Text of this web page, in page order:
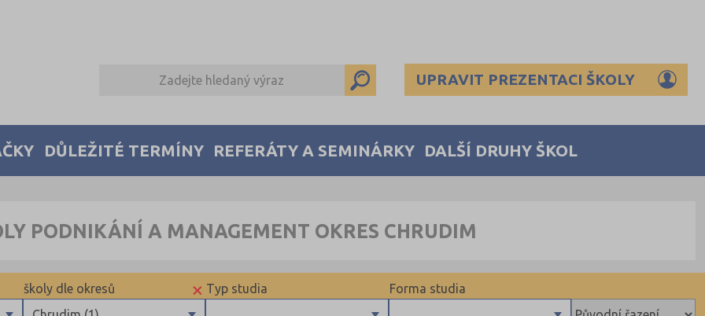
UPRAVIT PREZENTACI ŠKOLY
DŮLEŽITÉ TERMÍNY REFERÁTY A SEMINÁRKY DALŠÍ DRUHY ŠKOL
PODNIKÁNÍ A MANAGEMENT OKRES CHRUDIM
Forma studia
Typ studia
×
školy dle okresů